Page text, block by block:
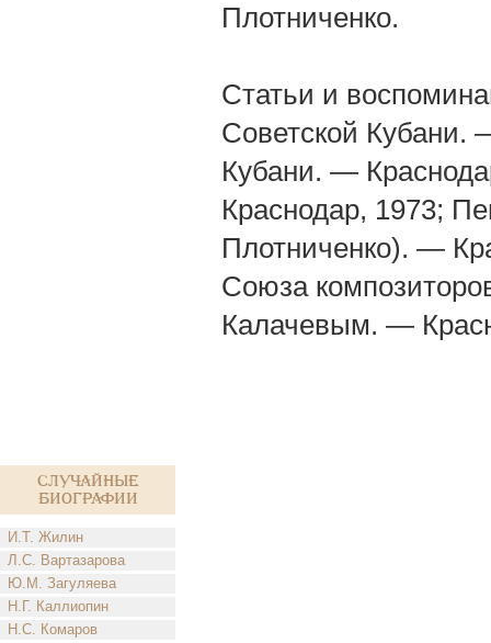
Случайные
биографии
И.Т. Жилин
Л.С. Вартазарова
Ю.М. Загуляева
Н.Г. Каллиопин
Н.С. Комаров
Плотниченко.
Статьи и
Советской Кубани.
Кубани. —
Краснодар, 1973;
Плотниченко). —
Союза
Калачевым. —